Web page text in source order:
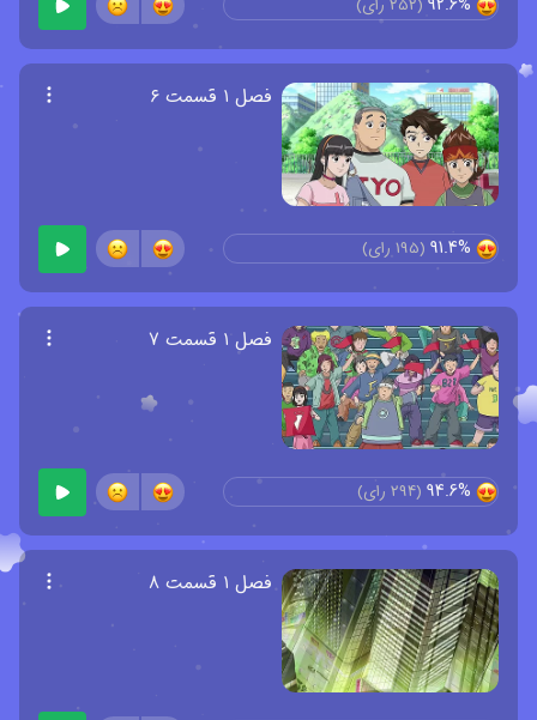
92.6%
(
252 رای)
فصل ۱ قسمت ۶
91.4%
(
195 رای)
فصل ۱ قسمت ۷
94.6%
(
294 رای)
فصل ۱ قسمت ۸